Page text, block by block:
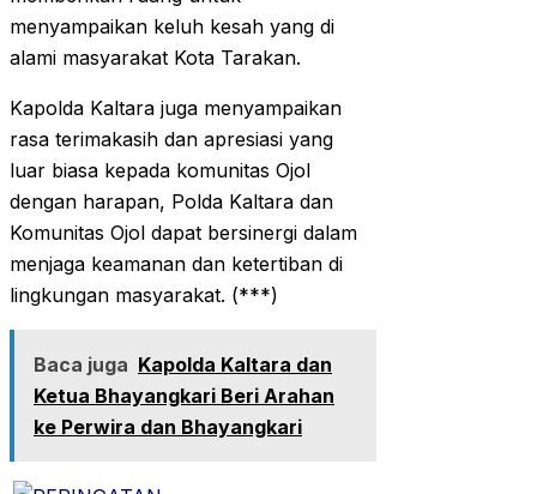
menyampaikan keluh kesah yang di
alami masyarakat Kota Tarakan.
Kapolda Kaltara juga menyampaikan
rasa terimakasih dan apresiasi yang
luar biasa kepada komunitas Ojol
dengan harapan, Polda Kaltara dan
Komunitas Ojol dapat bersinergi dalam
menjaga keamanan dan ketertiban di
lingkungan masyarakat. (***)
Baca juga Kapolda Kaltara dan
Ketua Bhayangkari Beri Arahan
ke Perwira dan Bhayangkari